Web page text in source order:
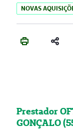
NOVAS
Prestador
GONÇALO